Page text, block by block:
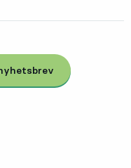
i modal